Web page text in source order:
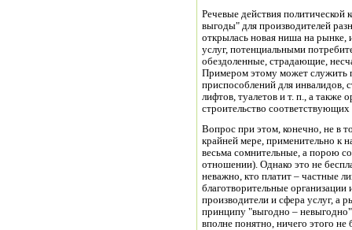
Речевые действия политической
выгоды" для производителей
открылась новая ниша на рынке,
услуг, потенциальными
обездоленные, страдающие,
Примером этому может служить
приспособлений для инвалидов,
лифтов, туалетов и т. п., а также
строительство
Вопрос при этом, конечно, не в
крайней мере, применительно к
весьма сомнительные, а порою
отношении). Однако это не
неважно, кто платит – частные
благотворительные
производители и сфера услуг, а
принципу "выгодно –
вполне понятно, ничего этого